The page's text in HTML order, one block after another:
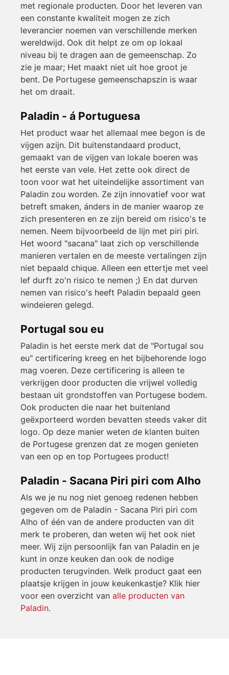
met regionale producten. Door het leveren van
een constante kwaliteit mogen ze zich
leverancier noemen van verschillende merken
wereldwijd. Ook dit helpt ze om op lokaal
niveau bij te dragen aan de gemeenschap. Zo
zie je maar; Het maakt niet uit hoe groot je
bent. De Portugese gemeenschapszin is waar
het om draait.
Paladin - á Portuguesa
Het product waar het allemaal mee begon is de
vijgen azijn. Dit buitenstandaard product,
gemaakt van de vijgen van lokale boeren was
het eerste van vele. Het zette ook direct de
toon voor wat het uiteindelijke assortiment van
Paladin zou worden. Ze zijn innovatief voor wat
betreft smaken, ánders in de manier waarop ze
zich presenteren en ze zijn bereid om risico's te
nemen. Neem bijvoorbeeld de lijn met piri piri.
Het woord "sacana" laat zich op verschillende
manieren vertalen en de meeste vertalingen zijn
niet bepaald chique. Alleen een ettertje met veel
lef durft zo'n risico te nemen ;) En dat durven
nemen van risico's heeft Paladin bepaald geen
windeieren gelegd.
Portugal sou eu
Paladin is het eerste merk dat de "Portugal sou
eu" certificering kreeg en het bijbehorende logo
mag voeren. Deze certificering is alleen te
verkrijgen door producten die vrijwel volledig
bestaan uit grondstoffen van Portugese bodem.
Ook producten die naar het buitenland
geëxporteerd worden bevatten steeds vaker dit
logo. Op deze manier weten de klanten buiten
de Portugese grenzen dat ze mogen genieten
van een op en top Portugees product!
Paladin - Sacana Piri piri com Alho
Als we je nu nog niet genoeg redenen hebben
gegeven om de Paladin - Sacana Piri piri com
Alho of één van de andere producten van dit
merk te proberen, dan weten wij het ook niet
meer. Wij zijn persoonlijk fan van Paladin en je
kunt in onze keuken dan ook de nodige
producten terugvinden. Welk product gaat een
plaatsje krijgen in jouw keukenkastje? Klik hier
voor een overzicht van alle producten van
Paladin.